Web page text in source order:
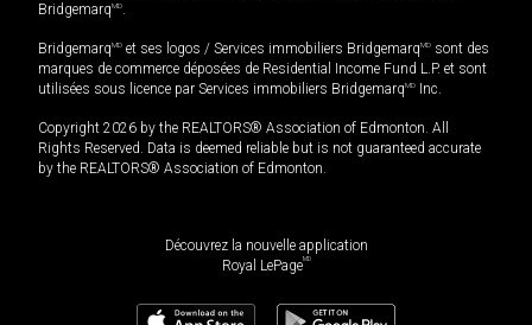
BridgemarqMD.
BridgemarqMD et ses logos / Services immobiliers BridgemarqMD sont des
marques de commerce déposées de Residential Income Fund L.P. et sont
utilisées sous licence par Services immobiliers BridgemarqMD Inc.
Copyright 2026 by the REALTORS® Association of Edmonton. All
Rights Reserved. Data is deemed reliable but is not guaranteed accurate
by the REALTORS® Association of Edmonton.
Découvrez la nouvelle application
Royal LePageMD